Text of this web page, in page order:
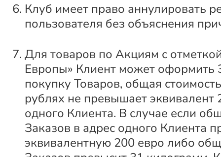
Клуб имеет право аннулировать
пользователя без объяснения
Для товаров по Акциям с
Европы» Клиент может оформить
покупку Товаров, общая
рублях не превышает эквивалент
одного Клиента. В случае если
Заказов в адрес одного Клиента
эквивалентную 200 евро либо